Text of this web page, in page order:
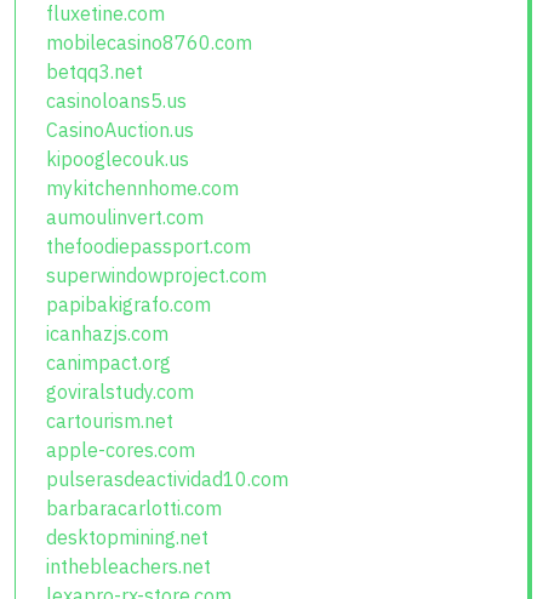
fluxetine.com
mobilecasino8760.com
betqq3.net
casinoloans5.us
CasinoAuction.us
kipooglecouk.us
mykitchennhome.com
aumoulinvert.com
thefoodiepassport.com
superwindowproject.com
papibakigrafo.com
icanhazjs.com
canimpact.org
goviralstudy.com
cartourism.net
apple-cores.com
pulserasdeactividad10.com
barbaracarlotti.com
desktopmining.net
inthebleachers.net